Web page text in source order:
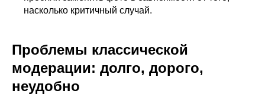
насколько критичный случай.
Проблемы классической
модерации: долго, дорого,
неудобно